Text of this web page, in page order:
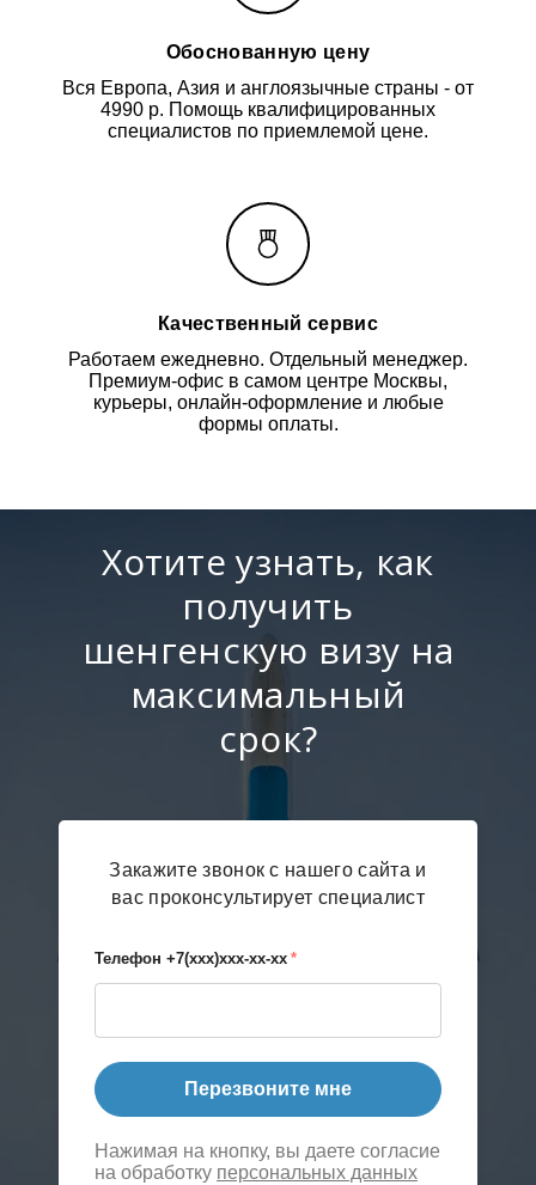
Обоснованную цену
Вся Европа, Азия и англоязычные страны - от
4990 р. Помощь квалифицированных
специалистов по приемлемой цене.
Качественный сервис
Работаем ежедневно. Отдельный менеджер.
Премиум-офис в самом центре Москвы,
курьеры, онлайн-оформление и любые
формы оплаты.
Хотите узнать, как
получить
шенгенскую визу на
максимальный
срок?
Закажите звонок с нашего сайта и
вас проконсультирует специалист
Телефон +7(xxx)xxx-xx-xx *
Перезвоните мне
Нажимая на кнопку, вы даете согласие
на обработку персональных данных